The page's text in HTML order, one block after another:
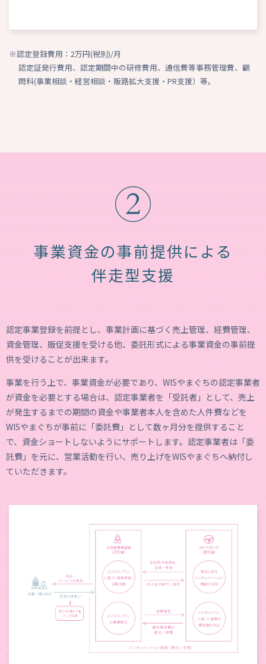
※認定登録費用：2万円(税別)/月
認定証発行費用、認定期間中の研修費用、通信費等事務管理費、顧
問料(事業相談・経営相談・販路拡大支援・PR支援）等。
事業資金の事前提供による
伴走型支援
認定事業登録を前提とし、事業計画に基づく売上管理、経費管理、
資金管理、販促支援を受ける他、委託形式による事業資金の事前提
供を受けることが出来ます。
事業を行う上で、事業資金が必要であり、WISやまぐちの認定事業者
が資金を必要とする場合は、認定事業者を「受託者」として、売上
が発生するまでの期間の資金や事業者本人を含めた人件費などを
WISやまぐちが事前に「委託費」として数ヶ月分を提供すること
で、資金ショートしないようにサポートします。認定事業者は「委
託費」を元に、営業活動を行い、売り上げをWISやまぐちへ納付し
ていただきます。